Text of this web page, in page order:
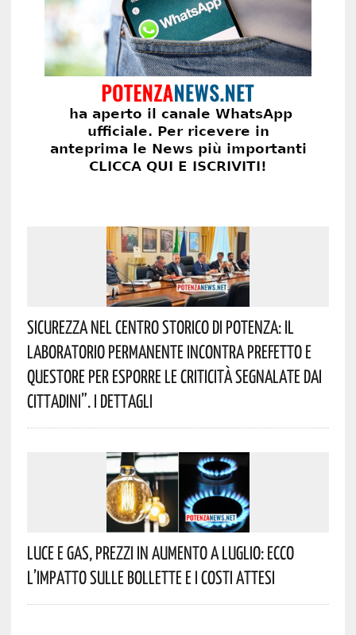
Sicurezza Nel Centro Storico Di Potenza: Il
Laboratorio Permanente Incontra Prefetto E
Questore Per Esporre Le Criticità Segnalate Dai
Cittadini”. I Dettagli
Luce E Gas, Prezzi In Aumento A Luglio: Ecco
L’impatto Sulle Bollette E I Costi Attesi